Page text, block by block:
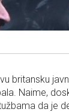
britansku
Naime,
da je